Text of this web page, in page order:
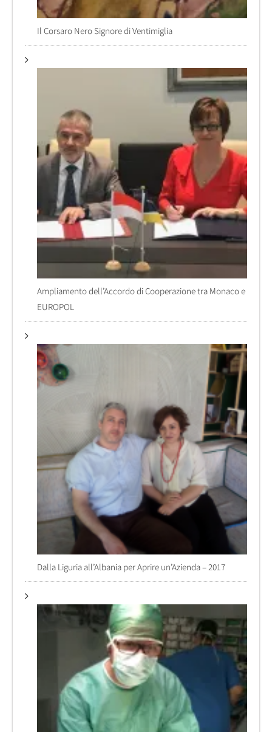
Il Corsaro Nero Signore di Ventimiglia
Ampliamento dell’Accordo di Cooperazione tra Monaco e
EUROPOL
Dalla Liguria all’Albania per Aprire un’Azienda – 2017